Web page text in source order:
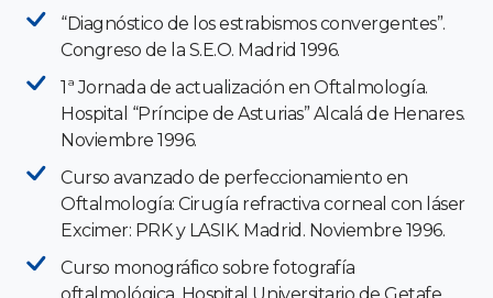
“Diagnóstico de los estrabismos convergentes”.
Congreso de la S.E.O. Madrid 1996.
1ª Jornada de actualización en Oftalmología.
Hospital “Príncipe de Asturias” Alcalá de Henares.
Noviembre 1996.
Curso avanzado de perfeccionamiento en
Oftalmología: Cirugía refractiva corneal con láser
Excimer: PRK y LASIK. Madrid. Noviembre 1996.
Curso monográfico sobre fotografía